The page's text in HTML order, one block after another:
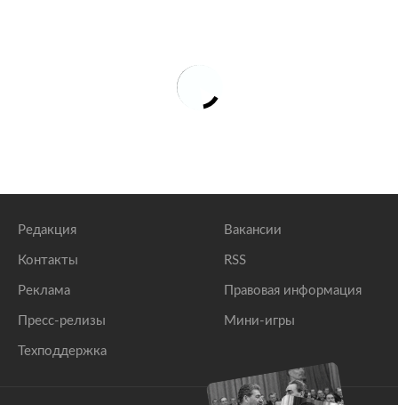
Редакция
Контакты
Реклама
Пресс-релизы
Техподдержка
Вакансии
RSS
Правовая информация
Мини-игры